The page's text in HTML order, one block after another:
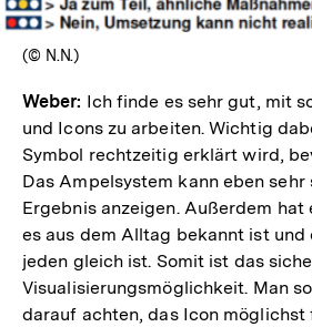
In
(© N.N.)
Weber: Ich finde es sehr gut, mit
und Icons zu arbeiten. Wichtig
Symbol rechtzeitig erklärt wird,
Das Ampelsystem kann eben sehr
Ergebnis anzeigen. Außerdem hat
es aus dem Alltag bekannt ist und
jeden gleich ist. Somit ist das
Visualisierungsmöglichkeit. Man
darauf achten, das Icon möglichst